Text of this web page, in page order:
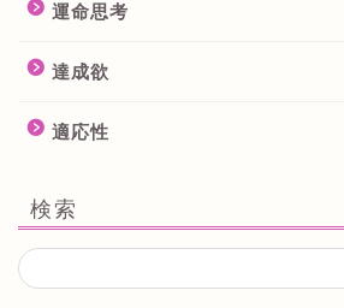
運命思考
達成欲
適応性
検索